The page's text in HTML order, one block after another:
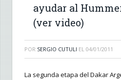
ayudar al
(ver video)
POR SERGIO CUTULI EL 04/01/2011
La segunda etapa del Dakar